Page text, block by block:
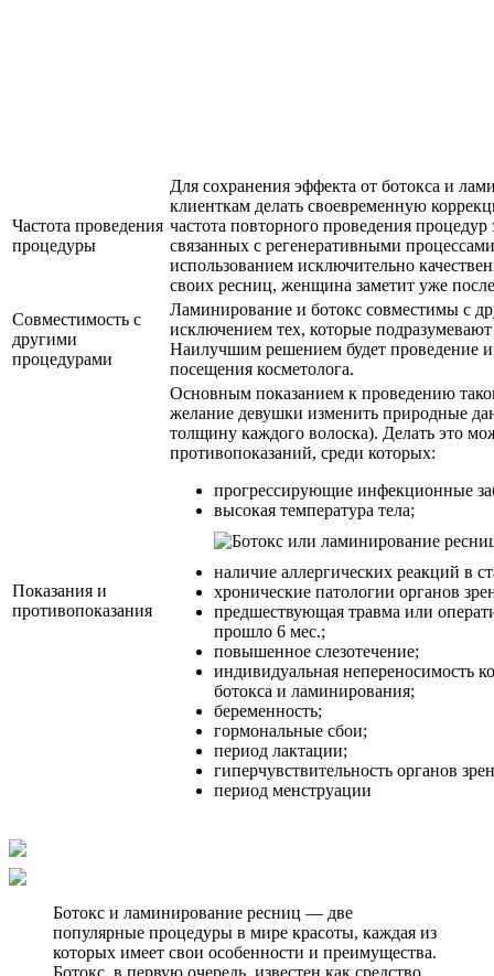
Частота проведения
процедуры
Для сохранения эффекта от ботокса и
клиенткам делать своевременную
частота повторного проведения
связанных с регенеративными
использованием исключительно
своих ресниц, женщина заметит уже
Совместимость с
другими
процедурами
Ламинирование и ботокс совместимы с
исключением тех, которые
Наилучшим решением будет проведение
посещения косметолога.
Показания и
противопоказания
Основным показанием к проведению
желание девушки изменить природные
толщину каждого волоска). Делать это
противопоказаний, среди которых:
прогрессирующие инфекционные
высокая температура тела;
наличие аллергических реакций в
хронические патологии органов
предшествующая травма или
прошло 6 мес.;
повышенное слезотечение;
индивидуальная непереносимость
ботокса и ламинирования;
беременность;
гормональные сбои;
период лактации;
гиперчувствительность органов
период менструации
Ботокс и ламинирование ресниц — две
популярные процедуры в мире красоты, каждая из
которых имеет свои особенности и преимущества.